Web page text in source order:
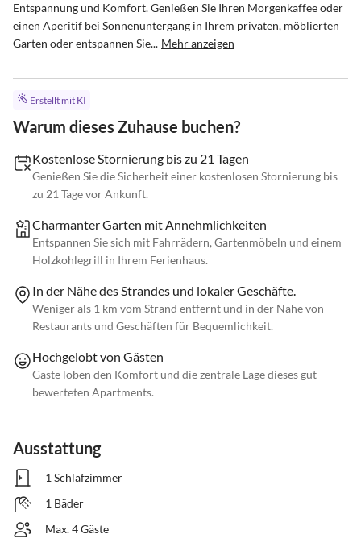
Entspannung und Komfort. Genießen Sie Ihren Morgenkaffee oder
einen Aperitif bei Sonnenuntergang in Ihrem privaten, möblierten
Garten oder entspannen Sie... Mehr anzeigen
Erstellt mit KI
Warum dieses Zuhause buchen?
Kostenlose Stornierung bis zu 21 Tagen
Genießen Sie die Sicherheit einer kostenlosen Stornierung bis
zu 21 Tage vor Ankunft.
Charmanter Garten mit Annehmlichkeiten
Entspannen Sie sich mit Fahrrädern, Gartenmöbeln und einem
Holzkohlegrill in Ihrem Ferienhaus.
In der Nähe des Strandes und lokaler Geschäfte.
Weniger als 1 km vom Strand entfernt und in der Nähe von
Restaurants und Geschäften für Bequemlichkeit.
Hochgelobt von Gästen
Gäste loben den Komfort und die zentrale Lage dieses gut
bewerteten Apartments.
Ausstattung
1 Schlafzimmer
1 Bäder
Max. 4 Gäste